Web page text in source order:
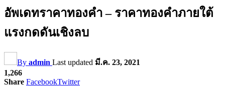
อัพเดทราคาทองคำ – ราคาทองคำภายใต้
แรงกดดันเชิงลบ
By admin Last updated มี.ค. 23, 2021
1,266
Share FacebookTwitter